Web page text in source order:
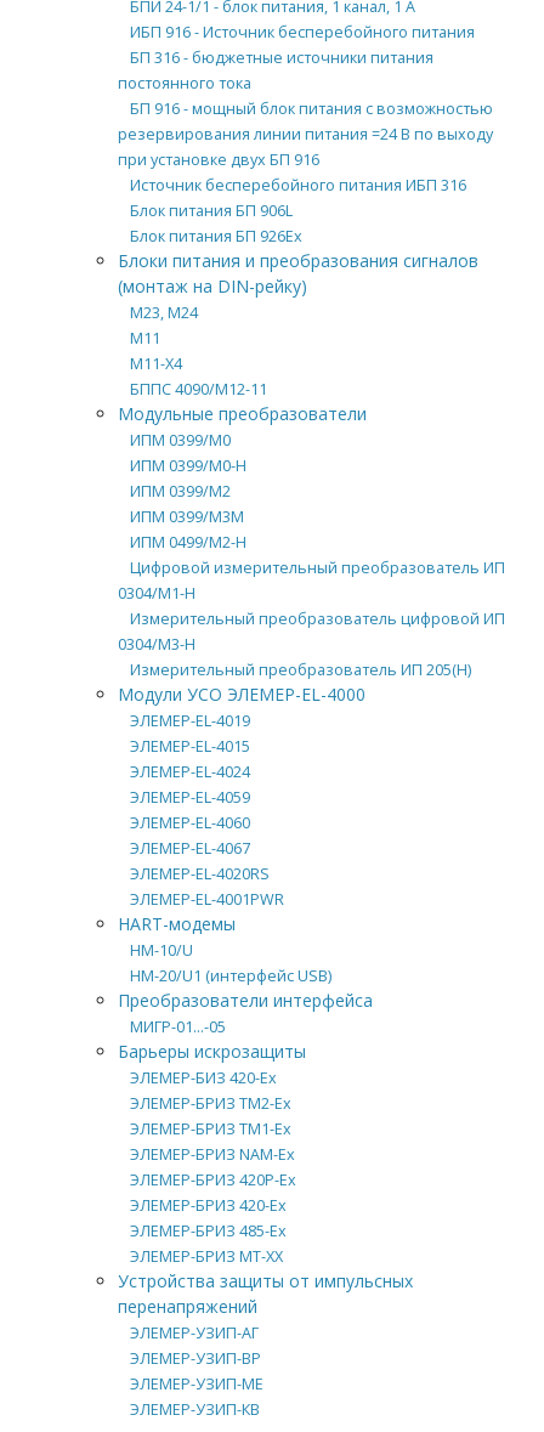
БПИ 24-1/1 - блок питания, 1 канал, 1 А
ИБП 916 - Источник бесперебойного питания
БП 316 - бюджетные источники питания
постоянного тока
БП 916 - мощный блок питания с возможностью
резервирования линии питания =24 В по выходу
при установке двух БП 916
Источник бесперебойного питания ИБП 316
Блок питания БП 906L
Блок питания БП 926Ex
Блоки питания и преобразования сигналов
(монтаж на DIN-рейку)
М23, М24
М11
М11-Х4
БППС 4090/М12-11
Модульные преобразователи
ИПМ 0399/М0
ИПМ 0399/М0-H
ИПМ 0399/М2
ИПМ 0399/М3М
ИПМ 0499/М2-Н
Цифровой измерительный преобразователь ИП
0304/М1-Н
Измерительный преобразователь цифровой ИП
0304/М3-Н
Измерительный преобразователь ИП 205(H)
Модули УСО ЭЛЕМЕР-EL-4000
ЭЛЕМЕР-EL-4019
ЭЛЕМЕР-EL-4015
ЭЛЕМЕР-EL-4024
ЭЛЕМЕР-EL-4059
ЭЛЕМЕР-EL-4060
ЭЛЕМЕР-EL-4067
ЭЛЕМЕР-EL-4020RS
ЭЛЕМЕР-EL-4001PWR
HART-модемы
HM-10/U
HM-20/U1 (интерфейс USB)
Преобразователи интерфейса
МИГР-01...-05
Барьеры искрозащиты
ЭЛЕМЕР-БИЗ 420-Ех
ЭЛЕМЕР-БРИЗ ТМ2-Ex
ЭЛЕМЕР-БРИЗ ТМ1-Ex
ЭЛЕМЕР-БРИЗ NAM-Ex
ЭЛЕМЕР-БРИЗ 420Р-Ex
ЭЛЕМЕР-БРИЗ 420-Ex
ЭЛЕМЕР-БРИЗ 485-Ex
ЭЛЕМЕР-БРИЗ МТ-ХХ
Устройства защиты от импульсных
перенапряжений
ЭЛЕМЕР-УЗИП-АГ
ЭЛЕМЕР-УЗИП-ВР
ЭЛЕМЕР-УЗИП-МЕ
ЭЛЕМЕР-УЗИП-КВ